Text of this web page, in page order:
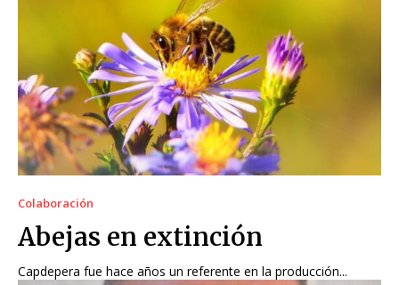
Colaboración
Abejas en extinción
Capdepera fue hace años un referente en la producción...